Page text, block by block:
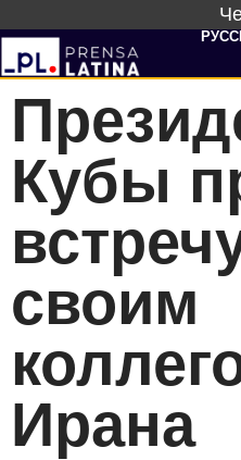
Кубы
своим
Ирана